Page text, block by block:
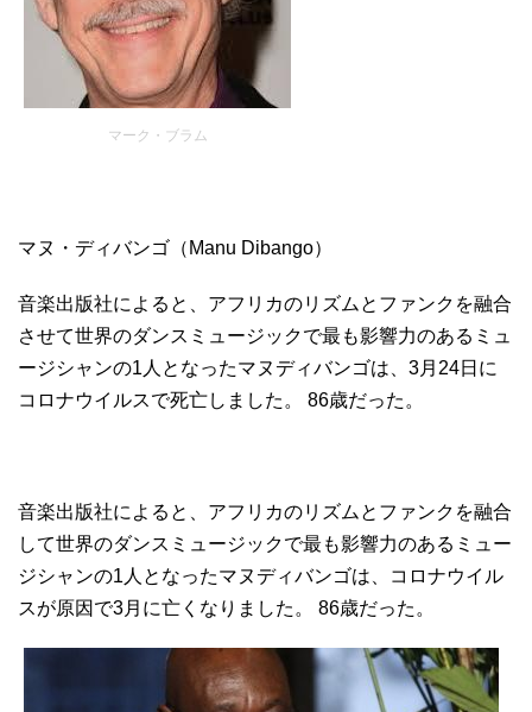
マーク・ブラム
マヌ・ディバンゴ（Manu Dibango）
音楽出版社によると、アフリカのリズムとファンクを融合
させて世界のダンスミュージックで最も影響力のあるミュ
ージシャンの1人となったマヌディバンゴは、3月24日に
コロナウイルスで死亡しました。 86歳だった。
音楽出版社によると、アフリカのリズムとファンクを融合
して世界のダンスミュージックで最も影響力のあるミュー
ジシャンの1人となったマヌディバンゴは、コロナウイル
スが原因で3月に亡くなりました。 86歳だった。